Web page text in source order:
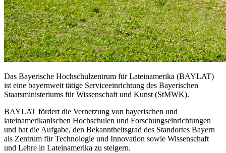
Das Bayerische Hochschulzentrum für Lateinamerika (BAYLAT)
ist eine bayernweit tätige Serviceeinrichtung des Bayerischen
Staatsministeriums für Wissenschaft und Kunst (StMWK).
BAYLAT fördert die Vernetzung von bayerischen und
lateinamerikanischen Hochschulen und Forschungseinrichtungen
und hat die Aufgabe, den Bekanntheitsgrad des Standortes Bayern
als Zentrum für Technologie und Innovation sowie Wissenschaft
und Lehre in Lateinamerika zu steigern.